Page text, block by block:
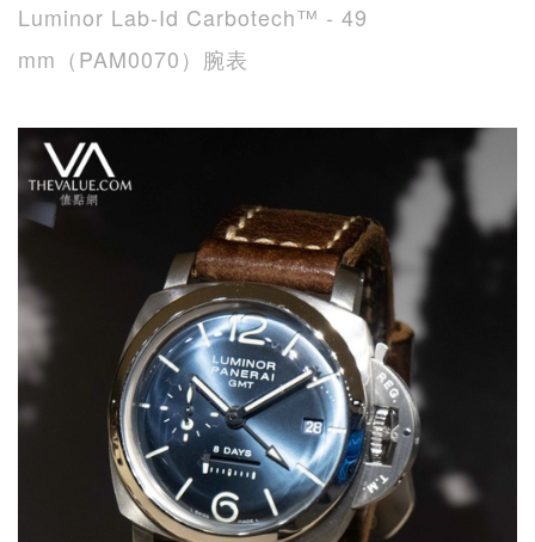
Luminor Lab-Id Carbotech™ - 49
mm（PAM0070）腕表